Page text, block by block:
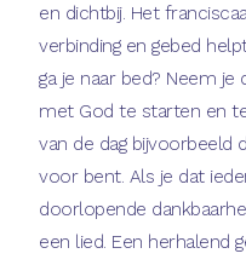
en dichtbij. Het
verbinding en gebed
ga je naar bed? Neem je
met God te starten en
van de dag bijvoorbeeld
voor bent. Als je dat
doorlopende
een lied. Een herhalend